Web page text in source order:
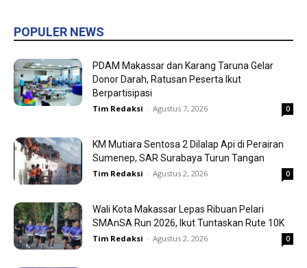
POPULER NEWS
PDAM Makassar dan Karang Taruna Gelar
Donor Darah, Ratusan Peserta Ikut
Berpartisipasi
Tim Redaksi - Agustus 7, 2026 0
KM Mutiara Sentosa 2 Dilalap Api di Perairan
Sumenep, SAR Surabaya Turun Tangan
Tim Redaksi - Agustus 2, 2026 0
Wali Kota Makassar Lepas Ribuan Pelari
SMAnSA Run 2026, Ikut Tuntaskan Rute 10K
Tim Redaksi - Agustus 2, 2026 0